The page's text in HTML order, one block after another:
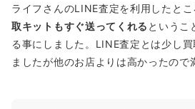
ライフさんのLINE査定を利用したとこ
取キットもすぐ送ってくれる というこ
る事にしました。LINE査定とは少し
ましたが他のお店よりは高かったので